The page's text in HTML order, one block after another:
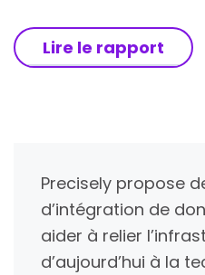
Lire le rapport
Precisely propose
d’intégration de
aider à relier
d’aujourd’hui à la